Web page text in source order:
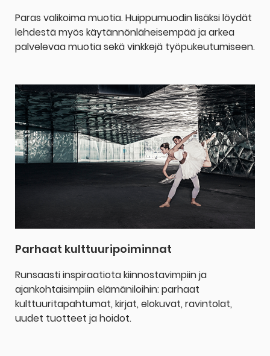
Paras valikoima muotia. Huippumuodin lisäksi löydät
lehdestä myös käytännönläheisempää ja arkea
palvelevaa muotia sekä vinkkejä työpukeutumiseen.
Parhaat kulttuuripoiminnat
Runsaasti inspiraatiota kiinnostavimpiin ja
ajankohtaisimpiin elämäniloihin: parhaat
kulttuuritapahtumat, kirjat, elokuvat, ravintolat,
uudet tuotteet ja hoidot.